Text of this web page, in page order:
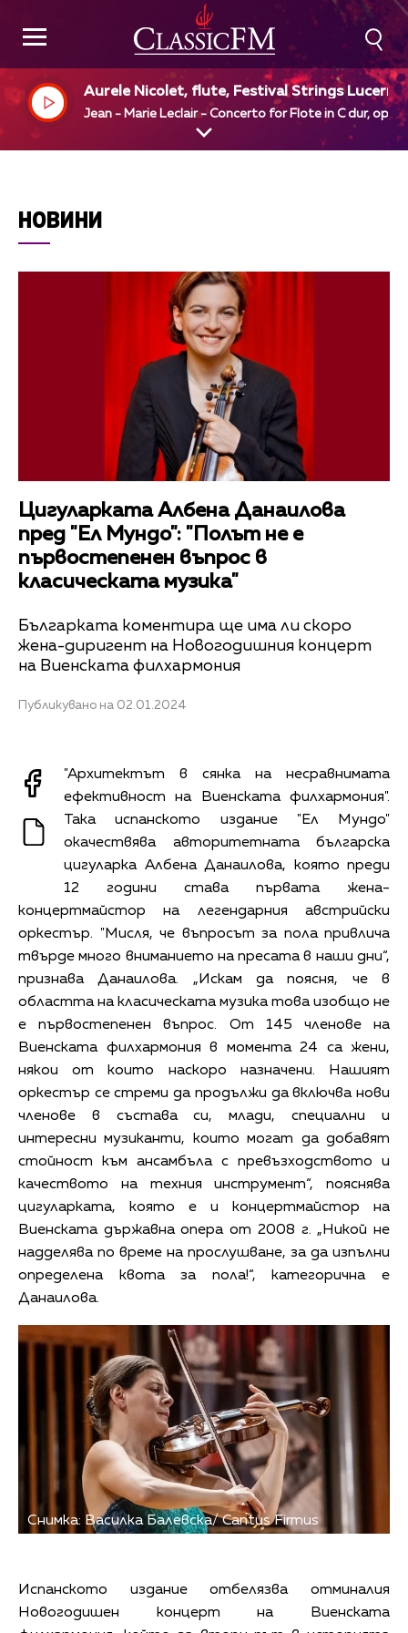
Aurele Nicolet, flute, Festival Strings Lucerne,
Rudolf Baumgartner, dir
Jean - Marie Leclair - Concerto for Flote in C dur, op 7
НОВИНИ
Цигуларката Албена Данаилова
прeд "Ел Мундо": "Полът не е
първостепенен въпрос в
класическата музика"
Българката коментира ще има ли скоро
жена-диригент на Новогодишния концерт
на Виенската филхармония
Публикувано на 02.01.2024
"Архитектът в сянка на несравнимата
ефективност на Виенската филхармония".
Така испанското издание "Ел Мундо"
окачествява авторитетната българска
цигуларка Албена Данаилова, която преди
12 години става първата жена-
концертмайстор на легендарния австрийски
оркестър. "Мисля, че въпросът за пола привлича
твърде много вниманието на пресата в наши дни“,
признава Данаилова. „Искам да поясня, че в
областта на класическата музика това изобщо не
е първостепенен въпрос. От 145 членове на
Виенската филхармония в момента 24 са жени,
някои от които наскоро назначени. Нашият
оркестър се стреми да продължи да включва нови
членове в състава си, млади, специални и
интересни музиканти, които могат да добавят
стойност към ансамбъла с превъзходството и
качеството на техния инструмент“, пояснява
цигуларката, която е и концертмайстор на
Виенската държавна опера от 2008 г. „Никой не
надделява по време на прослушване, за да изпълни
определена квота за пола!“, категорична е
Данаилова.
Снимка: Василка Балевска/ Cantus Firmus
Испанското издание отбелязва отминалия
Новогодишен концерт на Виенската